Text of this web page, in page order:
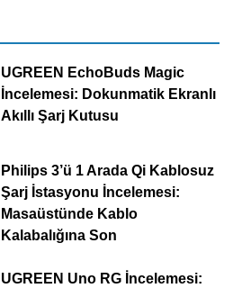
UGREEN EchoBuds Magic
İncelemesi: Dokunmatik Ekranlı
Akıllı Şarj Kutusu
Philips 3’ü 1 Arada Qi Kablosuz
Şarj İstasyonu İncelemesi:
Masaüstünde Kablo
Kalabalığına Son
UGREEN Uno RG İncelemesi: